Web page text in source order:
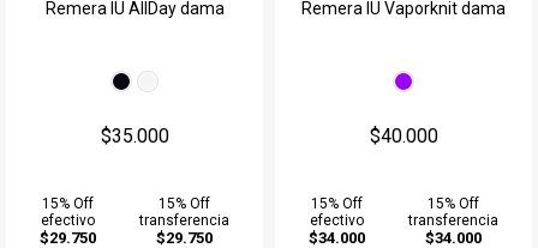
Muñequeras
Remera IU AllDay dama
$35.000
15% Off
efectivo
$29.750
15% Off
transferencia
$29.750
Remera IU Vaporknit dama
$40.000
15% Off
efectivo
$34.000
15% Off
transferencia
$34.000